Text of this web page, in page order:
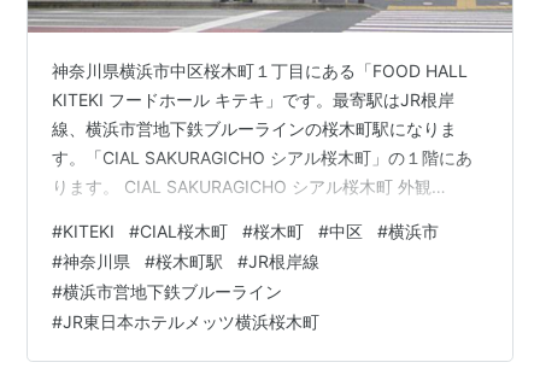
神奈川県横浜市中区桜木町１丁目にある「FOOD HALL
KITEKI フードホール キテキ」です。最寄駅はJR根岸
線、横浜市営地下鉄ブルーラインの桜木町駅になりま
す。「CIAL SAKURAGICHO シアル桜木町」の１階にあ
ります。 CIAL SAKURAGICHO シアル桜木町 外観
「KITCHEN JO’S （キッチン ジョーズ）」「DINING &
BAR BAYSIDE ダイン&バー ベイサイド」「桜木町de焼肉
DOURAKU」「あきよし」「まるりゅう」「串カツ田
中」「The Meat Cafe Ojima ミー…
#KITEKI #CIAL桜木町 #桜木町 #中区 #横浜市
#神奈川県 #桜木町駅 #JR根岸線
#横浜市営地下鉄ブルーライン
#JR東日本ホテルメッツ横浜桜木町